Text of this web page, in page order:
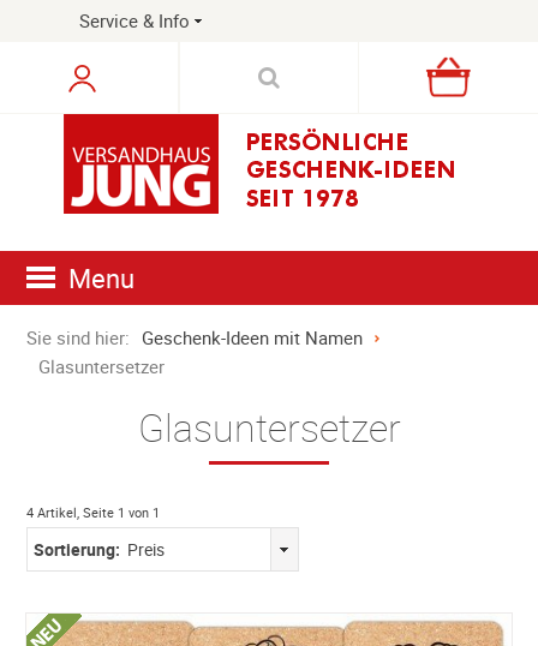
Service & Info
Warenkorb
Menu
Sie sind hier: Geschenk-Ideen mit Namen
Glasuntersetzer
Glasuntersetzer
4 Artikel, Seite 1 von 1
Sortierung: Preis